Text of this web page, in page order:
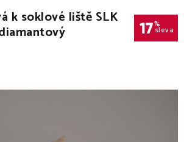
k soklové liště SLK
17%
sleva